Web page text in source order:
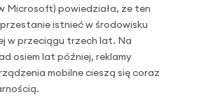
Microsoft) powiedziała, że ten
istnieć w środowisku
w przeciągu trzech lat. Na
osiem lat później, reklamy
mobilne cieszą się coraz